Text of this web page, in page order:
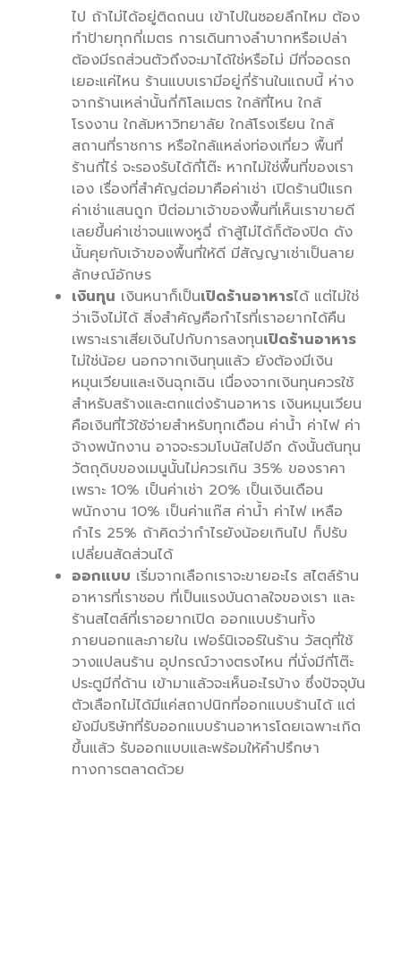
ไป ถ้าไม่ได้อยู่ติดถนน เข้าไปในซอยลึกไหม ต้อง
ทำป้ายทุกกี่เมตร การเดินทางลำบากหรือเปล่า
ต้องมีรถส่วนตัวถึงจะมาได้ใช่หรือไม่ มีที่จอดรถ
เยอะแค่ไหน ร้านแบบเรามีอยู่กี่ร้านในแถบนี้ ห่าง
จากร้านเหล่านั้นกี่กิโลเมตร ใกล้ที่ไหน ใกล้
โรงงาน ใกล้มหาวิทยาลัย ใกล้โรงเรียน ใกล้
สถานที่ราชการ หรือใกล้แหล่งท่องเที่ยว พื้นที่
ร้านกี่ไร่ จะรองรับได้กี่โต๊ะ หากไม่ใช่พื้นที่ของเรา
เอง เรื่องที่สำคัญต่อมาคือค่าเช่า เปิดร้านปีแรก
ค่าเช่าแสนถูก ปีต่อมาเจ้าของพื้นที่เห็นเราขายดี
เลยขึ้นค่าเช่าจนแพงหูฉี่ ถ้าสู้ไม่ได้ก็ต้องปิด ดัง
นั้นคุยกับเจ้าของพื้นที่ให้ดี มีสัญญาเช่าเป็นลาย
ลักษณ์อักษร
เงินทุน เงินหนาก็เป็นเปิดร้านอาหารได้ แต่ไม่ใช่
ว่าเจ๊งไม่ได้ สิ่งสำคัญคือกำไรที่เราอยากได้คืน
เพราะเราเสียเงินไปกับการลงทุนเปิดร้านอาหาร
ไม่ใช่น้อย นอกจากเงินทุนแล้ว ยังต้องมีเงิน
หมุนเวียนและเงินฉุกเฉิน เนื่องจากเงินทุนควรใช้
สำหรับสร้างและตกแต่งร้านอาหาร เงินหมุนเวียน
คือเงินที่ไว้ใช้จ่ายสำหรับทุกเดือน ค่าน้ำ ค่าไฟ ค่า
จ้างพนักงาน อาจจะรวมโบนัสไปอีก ดังนั้นต้นทุน
วัตถุดิบของเมนูนั้นไม่ควรเกิน 35% ของราคา
เพราะ 10% เป็นค่าเช่า 20% เป็นเงินเดือน
พนักงาน 10% เป็นค่าแก๊ส ค่าน้ำ ค่าไฟ เหลือ
กำไร 25% ถ้าคิดว่ากำไรยังน้อยเกินไป ก็ปรับ
เปลี่ยนสัดส่วนได้
ออกแบบ เริ่มจากเลือกเราจะขายอะไร สไตล์ร้าน
อาหารที่เราชอบ ที่เป็นแรงบันดาลใจของเรา และ
ร้านสไตล์ที่เราอยากเปิด ออกแบบร้านทั้ง
ภายนอกและภายใน เฟอร์นิเจอร์ในร้าน วัสดุที่ใช้
วางแปลนร้าน อุปกรณ์วางตรงไหน ที่นั่งมีกี่โต๊ะ
ประตูมีกี่ด้าน เข้ามาแล้วจะเห็นอะไรบ้าง ซึ่งปัจจุบัน
ตัวเลือกไม่ได้มีแค่สถาปนิกที่ออกแบบร้านได้ แต่
ยังมีบริษัทที่รับออกแบบร้านอาหารโดยเฉพาะเกิด
ขึ้นแล้ว รับออกแบบและพร้อมให้คำปรึกษา
ทางการตลาดด้วย